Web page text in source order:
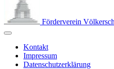
Förderverein
Kontakt
Impressum
Datenschutzerklärung